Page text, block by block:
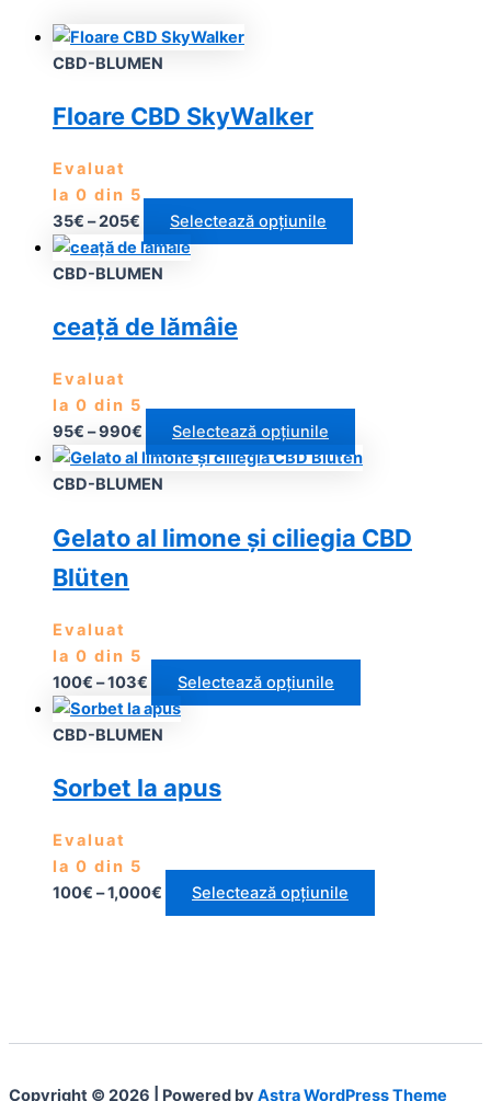
CBD-BLUMEN
Floare CBD SkyWalker
Evaluat
la 0 din 5
35€ –205€ Selectează opțiunile
CBD-BLUMEN
ceață de lămâie
Evaluat
la 0 din 5
95€ –990€ Selectează opțiunile
CBD-BLUMEN
Gelato al limone și ciliegia CBD
Blüten
Evaluat
la 0 din 5
100€ –103€ Selectează opțiunile
CBD-BLUMEN
Sorbet la apus
Evaluat
la 0 din 5
100€ –1,000€ Selectează opțiunile
Copyright © 2026 | Powered by Astra WordPress Theme